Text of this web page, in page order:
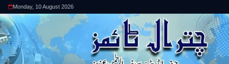
Monday, 10 August 2026